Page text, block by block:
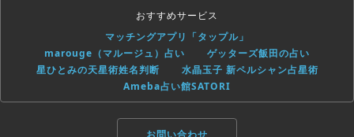
おすすめサービス
マッチングアプリ「タップル」
marouge（マルージュ）占い
ゲッターズ飯田の占い
星ひとみの天星術姓名判断
水晶玉子 新ペルシャン占星術
Ameba占い館SATORI
お問い合わせ